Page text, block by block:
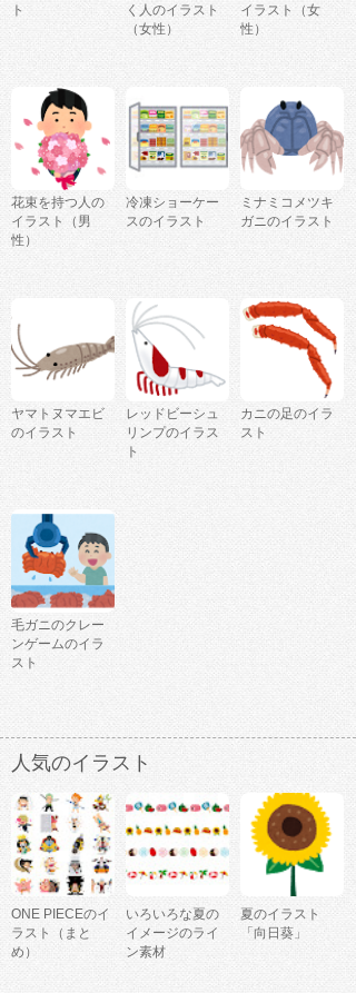
ト
く人のイラスト
（女性）
イラスト（女
性）
花束を持つ人の
イラスト（男
性）
冷凍ショーケー
スのイラスト
ミナミコメツキ
ガニのイラスト
ヤマトヌマエビ
のイラスト
レッドビーシュ
リンプのイラス
ト
カニの足のイラ
スト
毛ガニのクレー
ンゲームのイラ
スト
人気のイラスト
ONE PIECEのイ
ラスト（まと
め）
いろいろな夏の
イメージのライ
ン素材
夏のイラスト
「向日葵」